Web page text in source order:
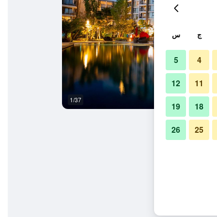
1/37
جروب
ج س
4
5
11
12
18
19
25
26